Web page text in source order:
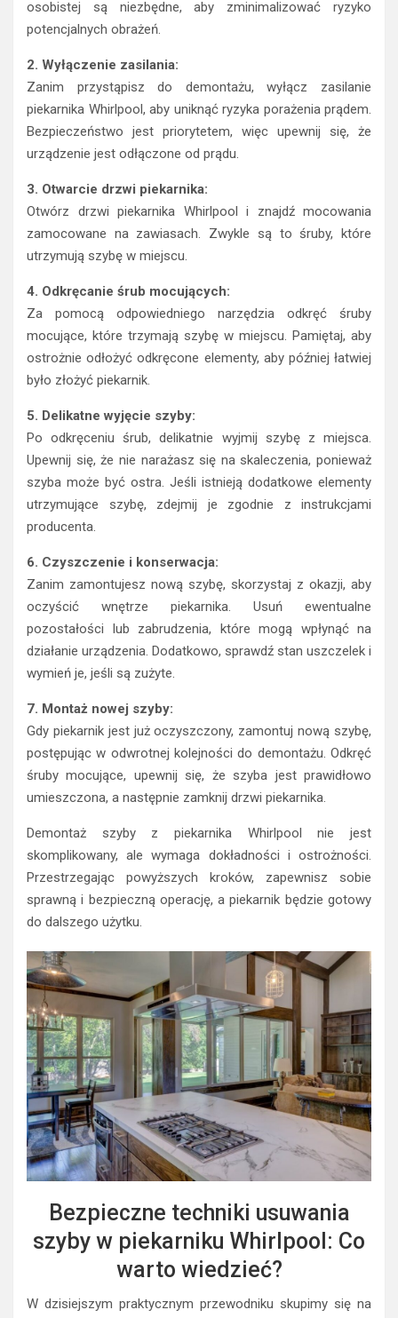
osobistej są niezbędne, aby zminimalizować ryzyko
potencjalnych obrażeń.
2. Wyłączenie zasilania:
Zanim przystąpisz do demontażu, wyłącz zasilanie
piekarnika Whirlpool, aby uniknąć ryzyka porażenia prądem.
Bezpieczeństwo jest priorytetem, więc upewnij się, że
urządzenie jest odłączone od prądu.
3. Otwarcie drzwi piekarnika:
Otwórz drzwi piekarnika Whirlpool i znajdź mocowania
zamocowane na zawiasach. Zwykle są to śruby, które
utrzymują szybę w miejscu.
4. Odkręcanie śrub mocujących:
Za pomocą odpowiedniego narzędzia odkręć śruby
mocujące, które trzymają szybę w miejscu. Pamiętaj, aby
ostrożnie odłożyć odkręcone elementy, aby później łatwiej
było złożyć piekarnik.
5. Delikatne wyjęcie szyby:
Po odkręceniu śrub, delikatnie wyjmij szybę z miejsca.
Upewnij się, że nie narażasz się na skaleczenia, ponieważ
szyba może być ostra. Jeśli istnieją dodatkowe elementy
utrzymujące szybę, zdejmij je zgodnie z instrukcjami
producenta.
6. Czyszczenie i konserwacja:
Zanim zamontujesz nową szybę, skorzystaj z okazji, aby
oczyścić wnętrze piekarnika. Usuń ewentualne
pozostałości lub zabrudzenia, które mogą wpłynąć na
działanie urządzenia. Dodatkowo, sprawdź stan uszczelek i
wymień je, jeśli są zużyte.
7. Montaż nowej szyby:
Gdy piekarnik jest już oczyszczony, zamontuj nową szybę,
postępując w odwrotnej kolejności do demontażu. Odkręć
śruby mocujące, upewnij się, że szyba jest prawidłowo
umieszczona, a następnie zamknij drzwi piekarnika.
Demontaż szyby z piekarnika Whirlpool nie jest
skomplikowany, ale wymaga dokładności i ostrożności.
Przestrzegając powyższych kroków, zapewnisz sobie
sprawną i bezpieczną operację, a piekarnik będzie gotowy
do dalszego użytku.
Bezpieczne techniki usuwania
szyby w piekarniku Whirlpool: Co
warto wiedzieć?
W dzisiejszym praktycznym przewodniku skupimy się na